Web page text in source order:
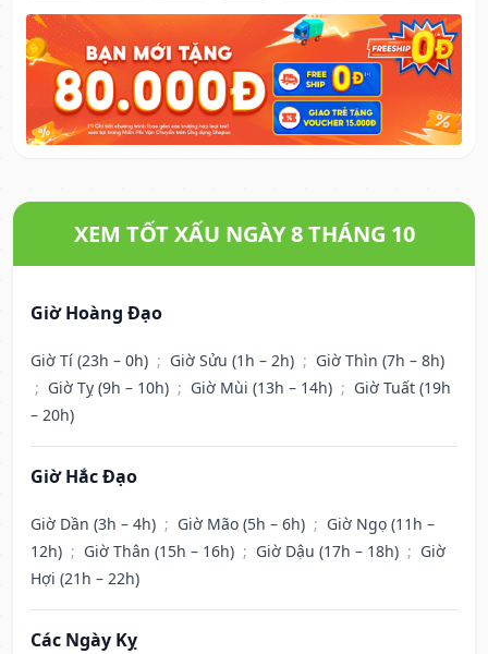
XEM TỐT XẤU NGÀY 8 THÁNG 10
Giờ Hoàng Đạo
Giờ Tí (23h – 0h) ; Giờ Sửu (1h – 2h) ; Giờ Thìn (7h – 8h)
; Giờ Tỵ (9h – 10h) ; Giờ Mùi (13h – 14h) ; Giờ Tuất (19h
– 20h)
Giờ Hắc Đạo
Giờ Dần (3h – 4h) ; Giờ Mão (5h – 6h) ; Giờ Ngọ (11h –
12h) ; Giờ Thân (15h – 16h) ; Giờ Dậu (17h – 18h) ; Giờ
Hợi (21h – 22h)
Các Ngày Kỵ